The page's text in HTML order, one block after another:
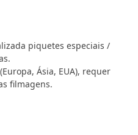
piquetes especiais /
Ásia, EUA), requer
filmagens.